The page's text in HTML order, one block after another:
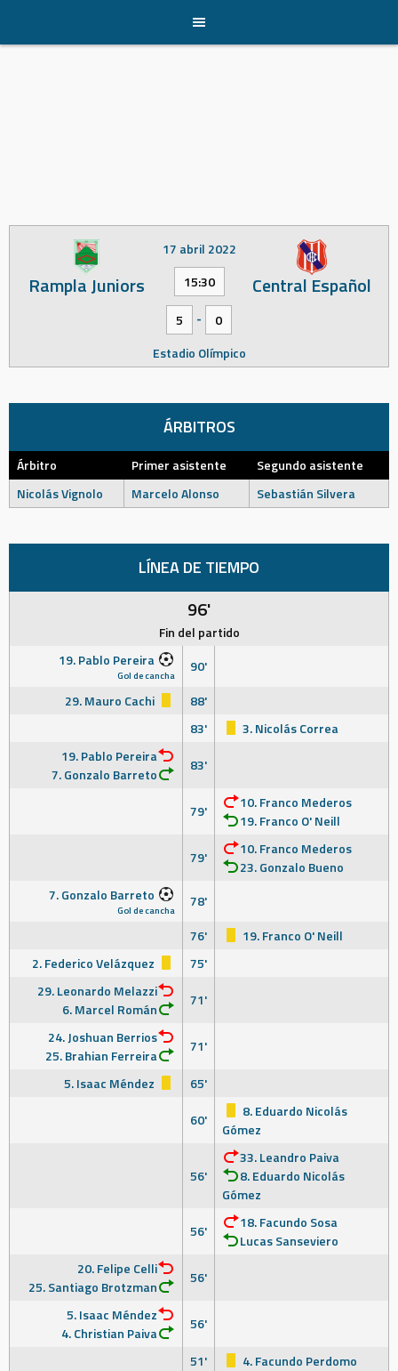
content
Rampla Juniors Central Español
17 abril 2022
15:30
5 -
0
Estadio Olímpico
ÁRBITROS
Árbitro Primer asistente
Segundo asistente
Nicolás Vignolo
Marcelo Alonso Sebastián Silvera
LÍNEA DE TIEMPO
96'
Fin del partido
19. Pablo Pereira
Gol de cancha
90'
29. Mauro Cachi
88'
83'
3. Nicolás Correa
19. Pablo Pereira
7. Gonzalo Barreto
83'
79'
10. Franco Mederos
19. Franco O' Neill
79'
10. Franco Mederos
23. Gonzalo Bueno
7. Gonzalo Barreto
Gol de cancha
78'
76'
19. Franco O' Neill
2. Federico Velázquez
75'
29. Leonardo Melazzi
6. Marcel Román
71'
24. Joshuan Berrios
25. Brahian Ferreira
71'
5. Isaac Méndez
65'
60'
8. Eduardo Nicolás
Gómez
56'
33. Leandro Paiva
8. Eduardo Nicolás
Gómez
56'
18. Facundo Sosa
Lucas Sanseviero
20. Felipe Celli
25. Santiago Brotzman
56'
5. Isaac Méndez
4. Christian Paiva
56'
51'
4. Facundo Perdomo